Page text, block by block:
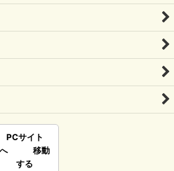
PCサイト
へ 移動
する